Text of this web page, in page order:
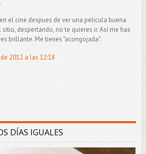
el cine despues de ver una pelicula buena
despertando, no te quieres ir. Así me has
brillante. Me tienes "acongojada".
2012 a las 12:18
DÍAS IGUALES